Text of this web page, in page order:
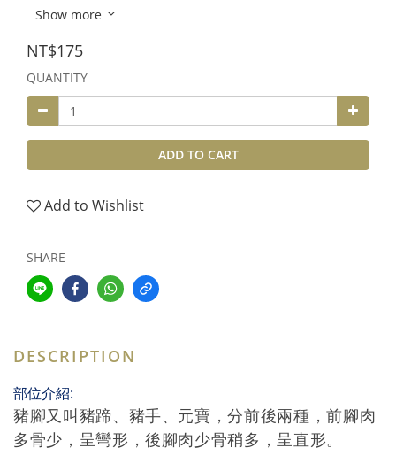
Show more
NT$175
QUANTITY
ADD TO CART
Add to Wishlist
SHARE
DESCRIPTION
部位介紹:
豬腳又叫豬蹄、豬手、元寶，分前後兩種，前腳肉
多骨少，呈彎形，後腳肉少骨稍多，呈直形。